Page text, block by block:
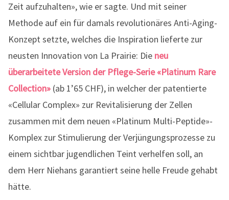
Zeit aufzuhalten», wie er sagte. Und mit seiner
Methode auf ein für damals revolutionäres Anti-Aging-
Konzept setzte, welches die Inspiration lieferte zur
neusten Innovation von La Prairie: Die neu
überarbeitete Version der Pflege-Serie «Platinum Rare
Collection» (ab 1’65 CHF), in welcher der patentierte
«Cellular Complex» zur Revitalisierung der Zellen
zusammen mit dem neuen «Platinum Multi-Peptide»-
Komplex zur Stimulierung der Verjüngungsprozesse zu
einem sichtbar jugendlichen Teint verhelfen soll, an
dem Herr Niehans garantiert seine helle Freude gehabt
hätte.